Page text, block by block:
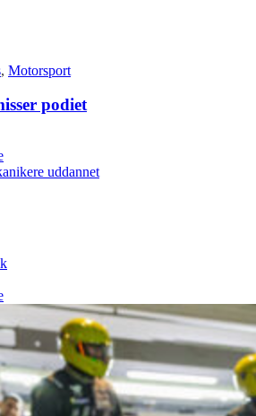
, Motorsport
podiet